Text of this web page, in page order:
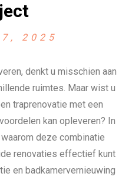
2025
denkt u misschien aan
ruimtes. Maar wist u
traprenovatie met een
kan opleveren? In
deze combinatie
renovaties effectief kunt
en badkamervernieuwing